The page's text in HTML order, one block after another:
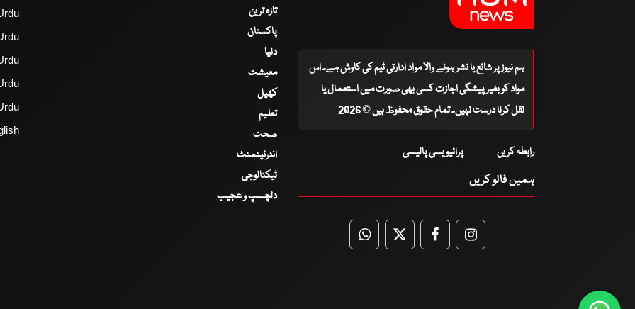
ہم نیوز پر شائع یا نشر ہونے والا مواد ادارتی ٹیم کی کاوش ہے۔ اس
مواد کو بغیر پیشگی اجازت کسی بھی صورت میں استعمال یا
نقل کرنا درست نہیں۔ تمام حقوق محفوظ ہیں © 2026
رابطہ کریں پرائیویسی پالیسی
ہمیں فالو کریں
WhatsApp
TwitterFacebookFacebook
تازہ ترین
پاکستان
دنیا
معیشت
کھیل
تعلیم
صحت
انٹرٹینمنٹ
ٹیکنالوجی
دلچسپ و عجیب